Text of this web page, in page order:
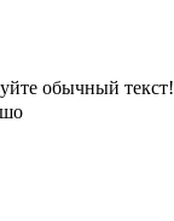
обычный текст!